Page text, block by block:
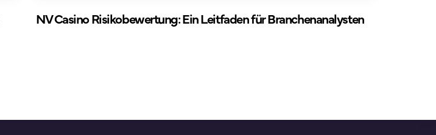
NV Casino Risikobewertung: Ein Leitfaden für Branchenanalysten